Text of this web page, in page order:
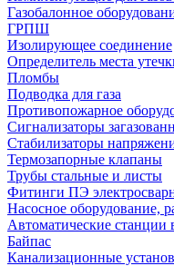
Газобалонное
ГРПШ
Изолирующее соединение
Определитель места
Пломбы
Подводка для газа
Противопожарное
Сигнализаторы
Стабилизаторы
Термозапорные клапаны
Трубы стальные и листы
Фитинги ПЭ
Насосное оборудование,
Автоматические станции
Байпас
Канализационные